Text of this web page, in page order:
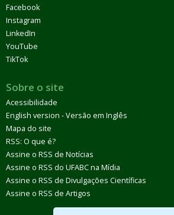
Facebook
Instagram
LinkedIn
YouTube
TikTok
Sobre o site
Acessibilidade
English version - Versão em Inglês
Mapa do site
RSS: O que é?
Assine o RSS de Notícias
Assine o RSS do UFABC na Mídia
Assine o RSS de Divulgações Científicas
Assine o RSS de Artigos